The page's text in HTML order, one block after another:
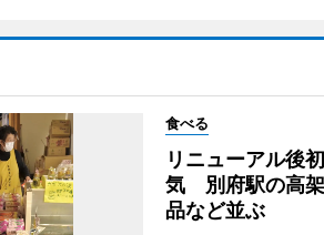
食べる
リニューアル後
気 別府駅の高架
品など並ぶ